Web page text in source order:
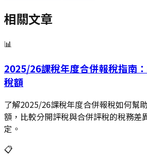
相關文章
📊
2025/26課稅年度合併報稅指南
稅額
了解2025/26課稅年度合併報稅如何幫
額，比較分開評稅與合併評稅的稅務差
定。
📋